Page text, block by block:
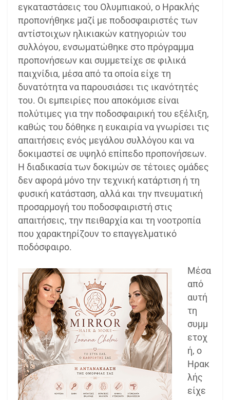
εγκαταστάσεις του Ολυμπιακού, ο Ηρακλής
προπονήθηκε μαζί με ποδοσφαιριστές των
αντίστοιχων ηλικιακών κατηγοριών του
συλλόγου, ενσωματώθηκε στο πρόγραμμα
προπονήσεων και συμμετείχε σε φιλικά
παιχνίδια, μέσα από τα οποία είχε τη
δυνατότητα να παρουσιάσει τις ικανότητές
του. Οι εμπειρίες που αποκόμισε είναι
πολύτιμες για την ποδοσφαιρική του εξέλιξη,
καθώς του δόθηκε η ευκαιρία να γνωρίσει τις
απαιτήσεις ενός μεγάλου συλλόγου και να
δοκιμαστεί σε υψηλό επίπεδο προπονήσεων.
Η διαδικασία των δοκιμών σε τέτοιες ομάδες
δεν αφορά μόνο την τεχνική κατάρτιση ή τη
φυσική κατάσταση, αλλά και την πνευματική
προσαρμογή του ποδοσφαιριστή στις
απαιτήσεις, την πειθαρχία και τη νοοτροπία
που χαρακτηρίζουν το επαγγελματικό
ποδόσφαιρο.
Μέσα
από
αυτή
τη
συμμ
ετοχ
ή, ο
Ηρακ
λής
είχε